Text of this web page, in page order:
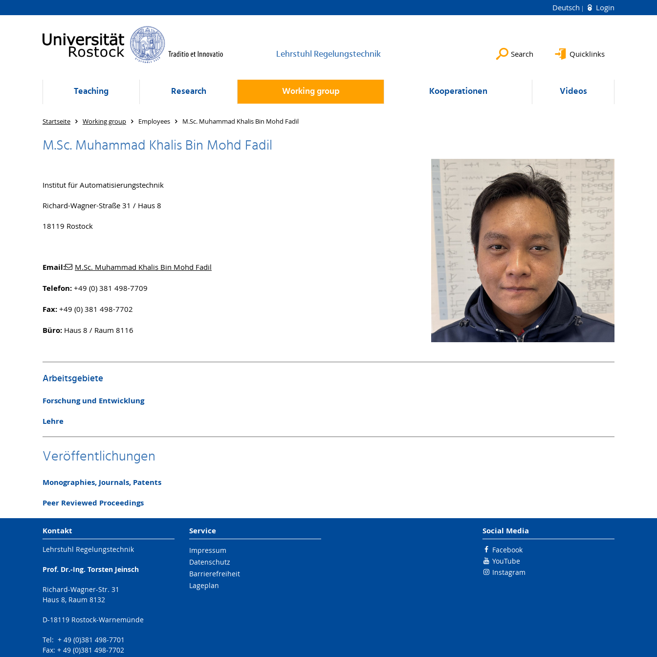
Deutsch Login
Lehrstuhl Regelungstechnik Search Quicklinks
Teaching Research Working group Kooperationen Videos
Startseite Working group Employees M.Sc. Muhammad Khalis Bin Mohd Fadil
M.Sc. Muhammad Khalis Bin Mohd Fadil
Institut für Automatisierungstechnik
Richard-Wagner-Straße 31 / Haus 8
18119 Rostock
Email: M.Sc. Muhammad Khalis Bin Mohd Fadil
Telefon: +49 (0) 381 498-7709
Fax: +49 (0) 381 498-7702
Büro: Haus 8 / Raum 8116
Arbeitsgebiete
Forschung und Entwicklung
Lehre
Veröffentlichungen
Monographies, Journals, Patents
Peer Reviewed Proceedings
Kontakt
Lehrstuhl Regelungstechnik
Prof. Dr.-Ing. Torsten Jeinsch
Richard-Wagner-Str. 31
Haus 8, Raum 8132
D-18119 Rostock-Warnemünde
Tel: + 49 (0)381 498-7701
Fax: + 49 (0)381 498-7702
Service
Impressum
Datenschutz
Barrierefreiheit
Lageplan
Social Media
Facebook
YouTube
Instagram